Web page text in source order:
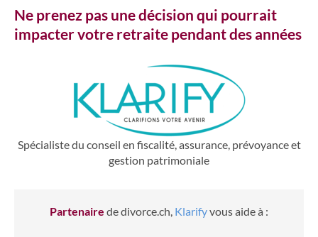
Ne prenez pas une décision qui pourrait
impacter votre retraite pendant des années
Spécialiste du conseil en fiscalité, assurance, prévoyance et
gestion patrimoniale
Partenaire de divorce.ch, Klarifyvous aide à :